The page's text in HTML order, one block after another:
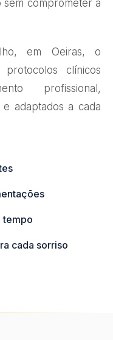
sem comprometer a
em Oeiras, o
clínicos
profissional,
adaptados a cada
tempo
cada sorriso